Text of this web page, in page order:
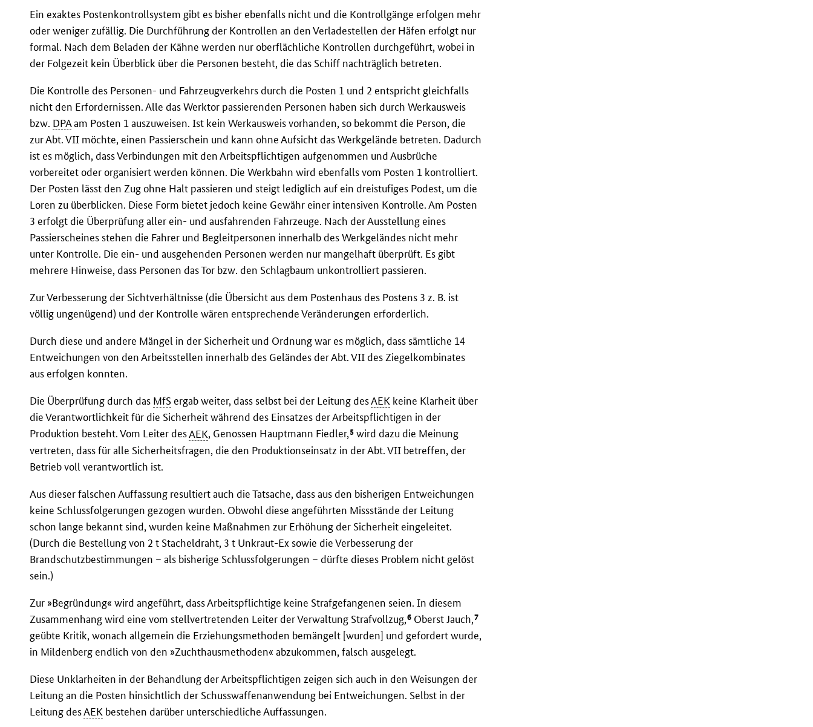
Ein exaktes Postenkontrollsystem gibt es bisher ebenfalls nicht und die Kontrollgänge erfolgen mehr
oder weniger zufällig. Die Durchführung der Kontrollen an den Verladestellen der Häfen erfolgt nur
formal. Nach dem Beladen der Kähne werden nur oberflächliche Kontrollen durchgeführt, wobei in
der Folgezeit kein Überblick über die Personen besteht, die das Schiff nachträglich betreten.
Die Kontrolle des Personen- und Fahrzeugverkehrs durch die Posten 1 und 2 entspricht gleichfalls
nicht den Erfordernissen. Alle das Werktor passierenden Personen haben sich durch Werkausweis
bzw. DPAam Posten 1 auszuweisen. Ist kein Werkausweis vorhanden, so bekommt die Person, die
zur Abt. VII möchte, einen Passierschein und kann ohne Aufsicht das Werkgelände betreten. Dadurch
ist es möglich, dass Verbindungen mit den Arbeitspflichtigen aufgenommen und Ausbrüche
vorbereitet oder organisiert werden können. Die Werkbahn wird ebenfalls vom Posten 1 kontrolliert.
Der Posten lässt den Zug ohne Halt passieren und steigt lediglich auf ein dreistufiges Podest, um die
Loren zu überblicken. Diese Form bietet jedoch keine Gewähr einer intensiven Kontrolle. Am Posten
3 erfolgt die Überprüfung aller ein- und ausfahrenden Fahrzeuge. Nach der Ausstellung eines
Passierscheines stehen die Fahrer und Begleitpersonen innerhalb des Werkgeländes nicht mehr
unter Kontrolle. Die ein- und ausgehenden Personen werden nur mangelhaft überprüft. Es gibt
mehrere Hinweise, dass Personen das Tor bzw. den Schlagbaum unkontrolliert passieren.
Zur Verbesserung der Sichtverhältnisse (die Übersicht aus dem Postenhaus des Postens 3 z. B. ist
völlig ungenügend) und der Kontrolle wären entsprechende Veränderungen erforderlich.
Durch diese und andere Mängel in der Sicherheit und Ordnung war es möglich, dass sämtliche 14
Entweichungen von den Arbeitsstellen innerhalb des Geländes der Abt. VII des Ziegelkombinates
aus erfolgen konnten.
Die Überprüfung durch das MfS ergab weiter, dass selbst bei der Leitung desAEK keine Klarheit über
die Verantwortlichkeit für die Sicherheit während des Einsatzes der Arbeitspflichtigen in der
Produktion besteht. Vom Leiter desAEK, Genossen Hauptmann Fiedler,5 wird dazu die Meinung
vertreten, dass für alle Sicherheitsfragen, die den Produktionseinsatz in der Abt. VII betreffen, der
Betrieb voll verantwortlich ist.
Aus dieser falschen Auffassung resultiert auch die Tatsache, dass aus den bisherigen Entweichungen
keine Schlussfolgerungen gezogen wurden. Obwohl diese angeführten Missstände der Leitung
schon lange bekannt sind, wurden keine Maßnahmen zur Erhöhung der Sicherheit eingeleitet.
(Durch die Bestellung von 2 t Stacheldraht, 3 t Unkraut-Ex sowie die Verbesserung der
Brandschutzbestimmungen – als bisherige Schlussfolgerungen – dürfte dieses Problem nicht gelöst
sein.)
Zur »Begründung« wird angeführt, dass Arbeitspflichtige keine Strafgefangenen seien. In diesem
Zusammenhang wird eine vom stellvertretenden Leiter der Verwaltung Strafvollzug,6 Oberst Jauch,7
geübte Kritik, wonach allgemein die Erziehungsmethoden bemängelt [wurden] und gefordert wurde,
in Mildenberg endlich von den »Zuchthausmethoden« abzukommen, falsch ausgelegt.
Diese Unklarheiten in der Behandlung der Arbeitspflichtigen zeigen sich auch in den Weisungen der
Leitung an die Posten hinsichtlich der Schusswaffenanwendung bei Entweichungen. Selbst in der
Leitung desAEK bestehen darüber unterschiedliche Auffassungen.